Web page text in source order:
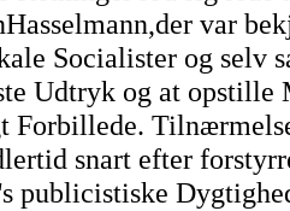
var
Socialister og selv
Udtryk og at opstille
Forbillede.
snart efter
publicistiske